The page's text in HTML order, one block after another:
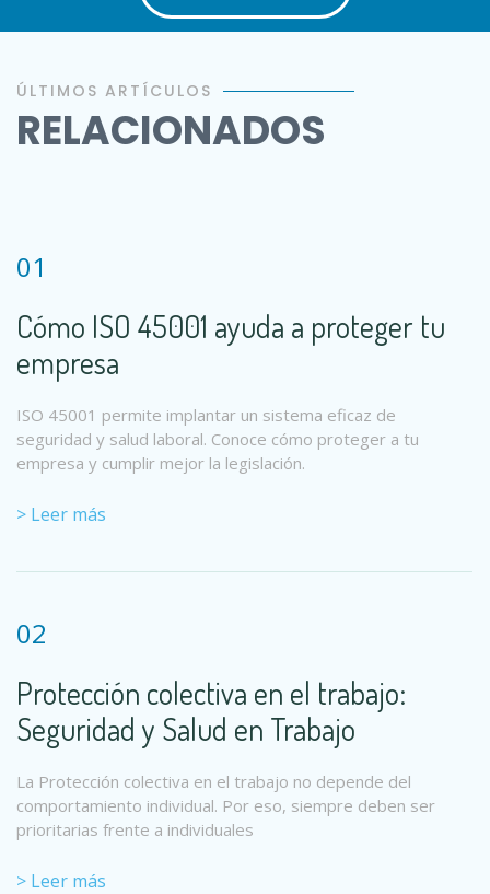
ÚLTIMOS ARTÍCULOS
RELACIONADOS
01
Cómo ISO 45001 ayuda a proteger tu
empresa
ISO 45001 permite implantar un sistema eficaz de
seguridad y salud laboral. Conoce cómo proteger a tu
empresa y cumplir mejor la legislación.
> Leer más
02
Protección colectiva en el trabajo:
Seguridad y Salud en Trabajo
La Protección colectiva en el trabajo no depende del
comportamiento individual. Por eso, siempre deben ser
prioritarias frente a individuales
> Leer más